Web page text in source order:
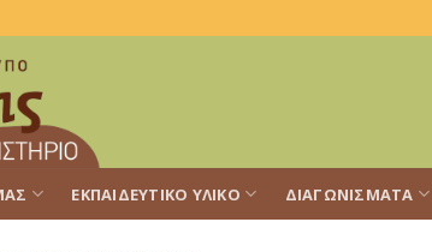
ΕΚΠΑΙΔΕΥΤΙΚΌ ΥΛΙΚΌ ΔΙΑΓΩΝΊΣΜΑΤΑ